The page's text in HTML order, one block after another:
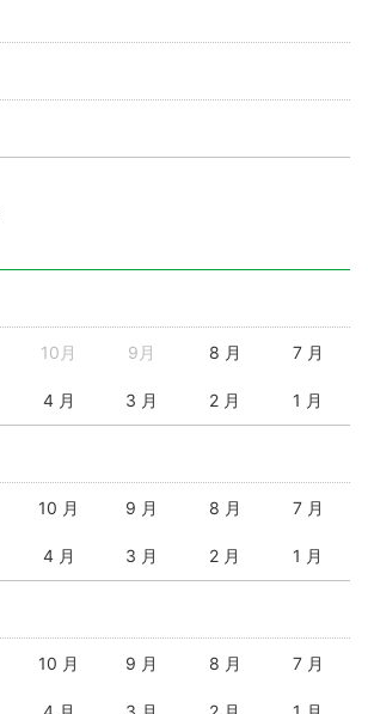
10月 9月 8 月 7 月
4 月 3 月 2 月 1 月
10 月 9 月 8 月 7 月
4 月 3 月 2 月 1 月
10 月 9 月 8 月 7 月